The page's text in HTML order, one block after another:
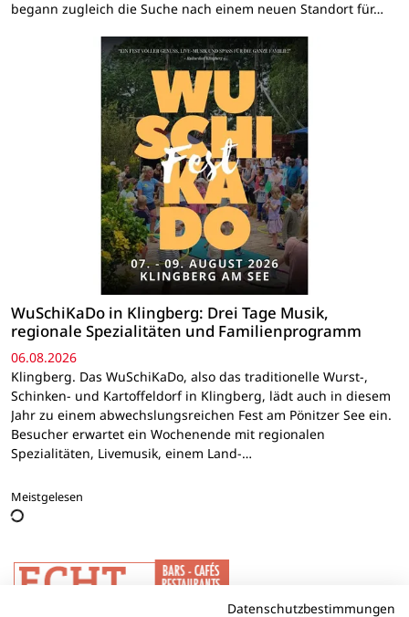
begann zugleich die Suche nach einem neuen Standort für…
WuSchiKaDo in Klingberg: Drei Tage Musik,
regionale Spezialitäten und Familienprogramm
06.08.2026
Klingberg. Das WuSchiKaDo, also das traditionelle Wurst-,
Schinken- und Kartoffeldorf in Klingberg, lädt auch in diesem
Jahr zu einem abwechslungsreichen Fest am Pönitzer See ein.
Besucher erwartet ein Wochenende mit regionalen
Spezialitäten, Livemusik, einem Land-…
Meistgelesen
Datenschutzbestimmungen